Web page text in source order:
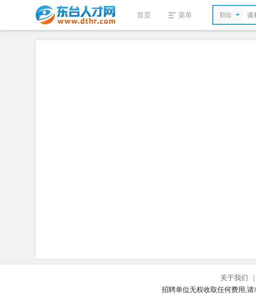
首页 菜单 职位
关于我们 |
招聘单位无权收取任何费用,